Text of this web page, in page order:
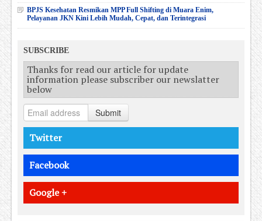
BPJS Kesehatan Resmikan MPP Full Shifting di Muara Enim,
Pelayanan JKN Kini Lebih Mudah, Cepat, dan Terintegrasi
SUBSCRIBE
Thanks for read our article for update
information please subscriber our newslatter
below
Submit
Twitter
Facebook
Google +